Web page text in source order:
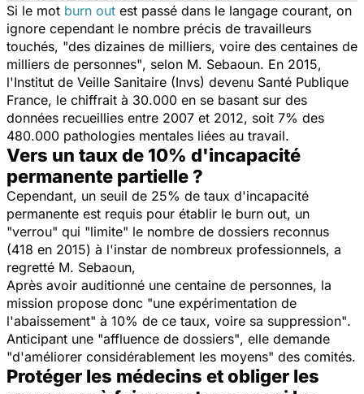
Si le mot burn out est passé dans le langage courant, on
ignore cependant le nombre précis de travailleurs
touchés, "des dizaines de milliers, voire des centaines de
milliers de personnes", selon M. Sebaoun. En 2015,
l'Institut de Veille Sanitaire (Invs) devenu Santé Publique
France, le chiffrait à 30.000 en se basant sur des
données recueillies entre 2007 et 2012, soit 7% des
480.000 pathologies mentales liées au travail.
Vers un taux de 10% d'incapacité
permanente partielle ?
Cependant, un seuil de 25% de taux d'incapacité
permanente est requis pour établir le burn out, un
"verrou" qui "limite" le nombre de dossiers reconnus
(418 en 2015) à l'instar de nombreux professionnels, a
regretté M. Sebaoun,
Après avoir auditionné une centaine de personnes, la
mission propose donc "une expérimentation de
l'abaissement" à 10% de ce taux, voire sa suppression".
Anticipant une "affluence de dossiers", elle demande
"d'améliorer considérablement les moyens" des comités.
Protéger les médecins et obliger les